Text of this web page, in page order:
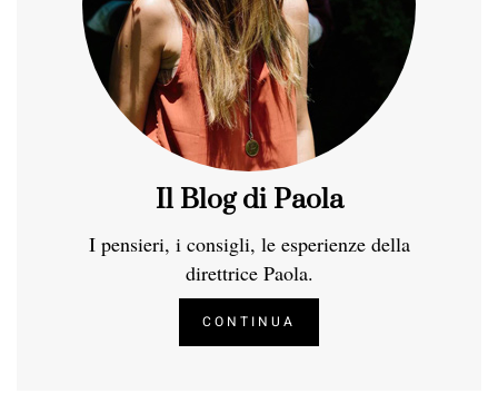
Il Blog di Paola
I pensieri, i consigli, le esperienze della
direttrice Paola.
CONTINUA